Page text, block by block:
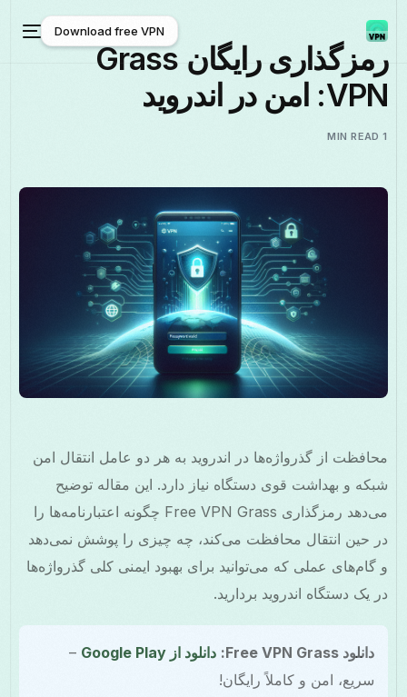
فارسی
Download free VPN
Download free VPN
رمزگذاری رایگان Grass
VPN: امن در اندروید
1 MIN READ
محافظت از گذرواژه‌ها در اندروید به هر دو عامل انتقال امن
شبکه و بهداشت قوی دستگاه نیاز دارد. این مقاله توضیح
می‌دهد رمزگذاری Free VPN Grass چگونه اعتبارنامه‌ها را
در حین انتقال محافظت می‌کند، چه چیزی را پوشش نمی‌دهد
و گام‌های عملی که می‌توانید برای بهبود ایمنی کلی گذرواژه‌ها
در یک دستگاه اندروید بردارید.
دانلود Free VPN Grass: دانلود از Google Play
–
سریع، امن و کاملاً رایگان!